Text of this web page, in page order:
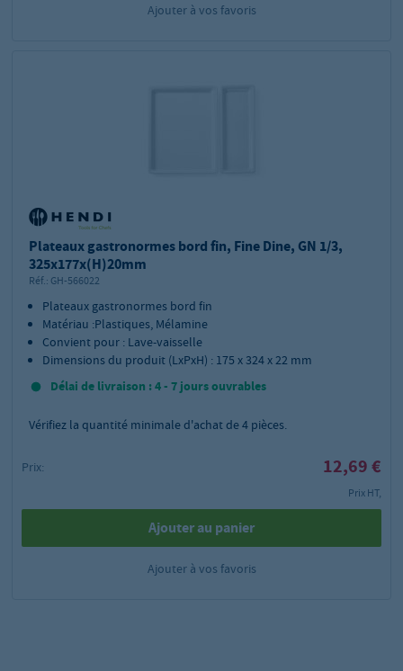
Ajouter à vos favoris
Plateaux gastronormes bord fin, Fine Dine, GN 1/3,
325x177x(H)20mm
Réf.: GH-566022
Plateaux gastronormes bord fin
Matériau :Plastiques, Mélamine
Convient pour : Lave-vaisselle
Dimensions du produit (LxPxH) : 175 x 324 x 22 mm
Délai de livraison : 4 - 7 jours ouvrables
Vérifiez la quantité minimale d'achat de4 pièces.
Prix: 12,69 €
Prix HT,
Ajouter au panier
Ajouter à vos favoris